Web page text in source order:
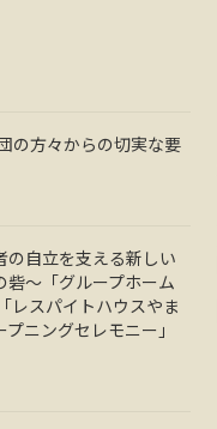
の方々からの切実な要
の自立を支える新しい
～「グループホーム
レスパイトハウスやま
ニングセレモニー」